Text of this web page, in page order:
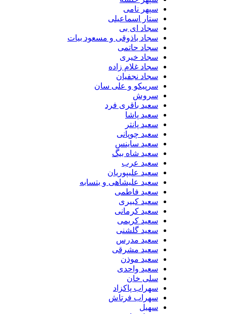
سپهر نامی
ستار اسماعیلی
سجاد ای بی
سجاد باذوقی و مسعود بیات
سجاد حاتمی
سجاد خیری
سجاد غلام زاده
سجاد نجفیان
سرپیکو و علی سان
سروش
سعید باقری فرد
سعید پاشا
سعید پانتر
سعید چوپانی
سعید ساینس
سعید شاه بیگ
سعید عرب
سعید علیپوریان
سعید علیشاهی و بتسابه
سعید فاطمی
سعید کبیری
سعید کرمانی
سعید کریمی
سعید گلشنی
سعید مدرس
سعید مشرقی
سعید موذن
سعید واحدی
سلی خان
سهراب پاکزاد
سهراب فرتاش
سهیل